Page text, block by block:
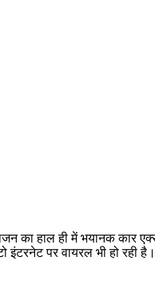
का हाल ही में भयानक कार
पर वायरल भी हो रही है।